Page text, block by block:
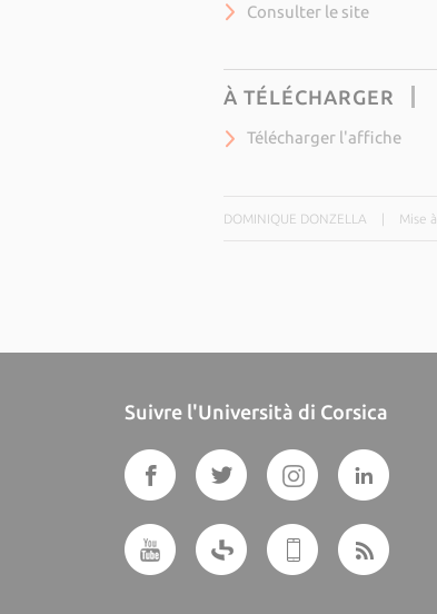
Consulter le site
À TÉLÉCHARGER
Télécharger l'affiche
DOMINIQUE DONZELLA Mise
Suivre l'Università di Corsica